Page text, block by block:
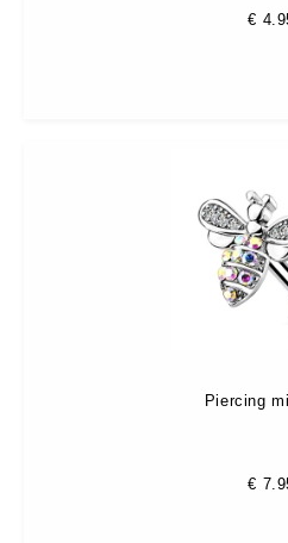
€
Piercing
€